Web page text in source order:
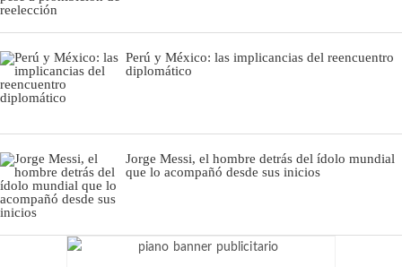
Perú y México: las implicancias del reencuentro
diplomático
Jorge Messi, el hombre detrás del ídolo mundial
que lo acompañó desde sus inicios